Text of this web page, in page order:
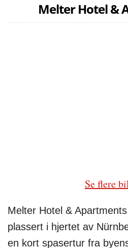
Melter Hotel &
Se flere
Melter Hotel &
plassert i hjertet av
en kort spasertur fra